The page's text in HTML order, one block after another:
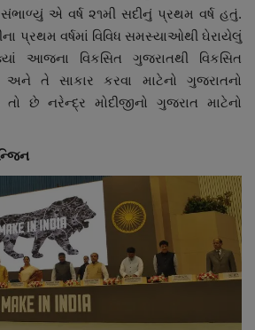
એ વર્ષ ૨૧મી સદીનું પ્રથમ વર્ષ હતું.
પ્રથમ વર્ષમાં વિવિધ સમસ્યાઓથી ઘેરાયેલું
આજના વિકસિત ગુજરાતથી વિકસિત
અને તે સાકાર કરવા માટેનો ગુજરાતનો
છે નરેન્દ્ર મોદીજીનો ગુજરાત માટેનો